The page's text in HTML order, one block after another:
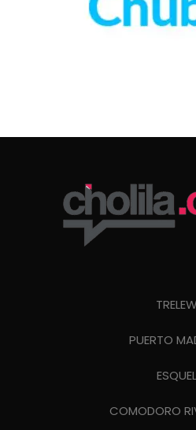
TRELEW
PUERTO
ESQUEL
COMODORO